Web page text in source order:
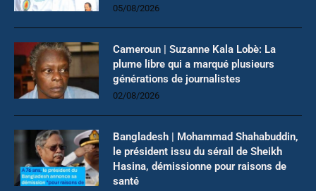
05/08/2026
Cameroun | Suzanne Kala Lobè: La
plume libre qui a marqué plusieurs
générations de journalistes
02/08/2026
Bangladesh | Mohammad Shahabuddin,
le président issu du sérail de Sheikh
Hasina, démissionne pour raisons de
santé